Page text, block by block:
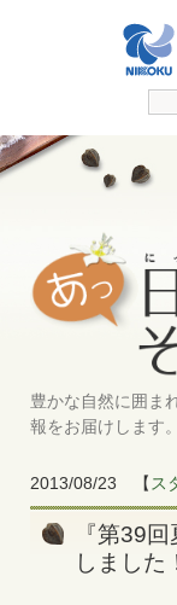
豊かな自然に囲ま
報をお届けします。
2013/08/23 【 ス
『第39
しました